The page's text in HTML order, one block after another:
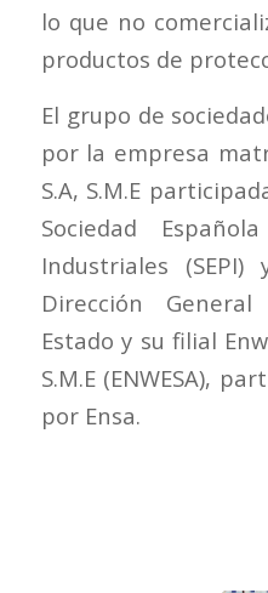
lo que no
productos de
El grupo de
por la empresa
S.A, S.M.E
Sociedad
Industriales
Dirección
Estado y su filial
S.M.E (ENWESA),
por Ensa.